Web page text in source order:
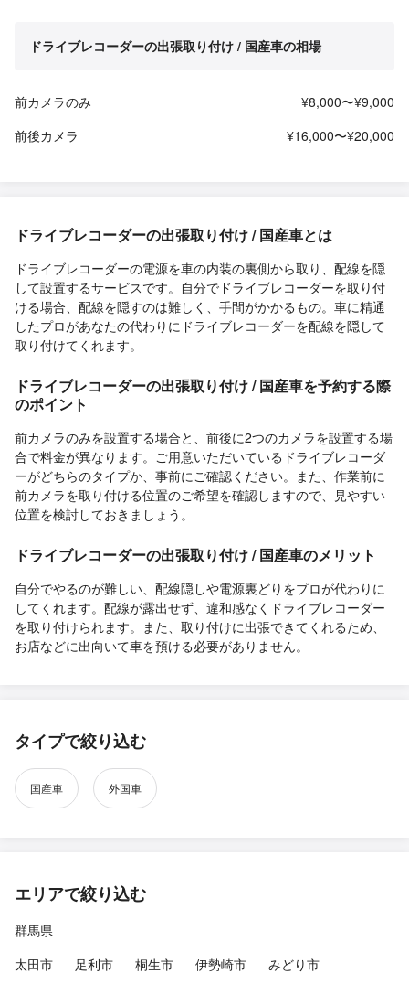
ドライブレコーダーの出張取り付け / 国産車の相場
前カメラのみ
¥8,000〜¥9,000
前後カメラ
¥16,000〜¥20,000
ドライブレコーダーの出張取り付け / 国産車とは
ドライブレコーダーの電源を車の内装の裏側から取り、配線を隠
して設置するサービスです。自分でドライブレコーダーを取り付
ける場合、配線を隠すのは難しく、手間がかかるもの。車に精通
したプロがあなたの代わりにドライブレコーダーを配線を隠して
取り付けてくれます。
ドライブレコーダーの出張取り付け / 国産車を予約する際
のポイント
前カメラのみを設置する場合と、前後に2つのカメラを設置する場
合で料金が異なります。ご用意いただいているドライブレコーダ
ーがどちらのタイプか、事前にご確認ください。また、作業前に
前カメラを取り付ける位置のご希望を確認しますので、見やすい
位置を検討しておきましょう。
ドライブレコーダーの出張取り付け / 国産車のメリット
自分でやるのが難しい、配線隠しや電源裏どりをプロが代わりに
してくれます。配線が露出せず、違和感なくドライブレコーダー
を取り付けられます。また、取り付けに出張できてくれるため、
お店などに出向いて車を預ける必要がありません。
タイプで絞り込む
国産車 外国車
エリアで絞り込む
群馬県
太田市
足利市 桐生市 伊勢崎市
みどり市